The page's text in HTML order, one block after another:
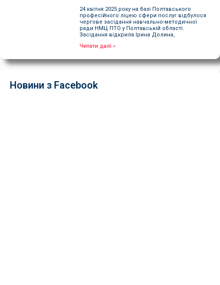
24 квітня 2025 року на базі Полтавського
професійного ліцею сфери послуг відбулося
чергове засідання навчально-методичної
ради НМЦ ПТО у Полтавській області.
Засідання відкрила Ірина Долина,
Читати далі »
Новини з Facebook